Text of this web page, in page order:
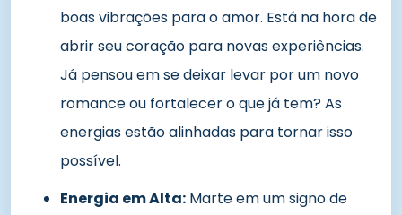
boas vibrações para o amor. Está na hora de
abrir seu coração para novas experiências.
Já pensou em se deixar levar por um novo
romance ou fortalecer o que já tem? As
energias estão alinhadas para tornar isso
possível.
Energia em Alta: Marte em um signo de